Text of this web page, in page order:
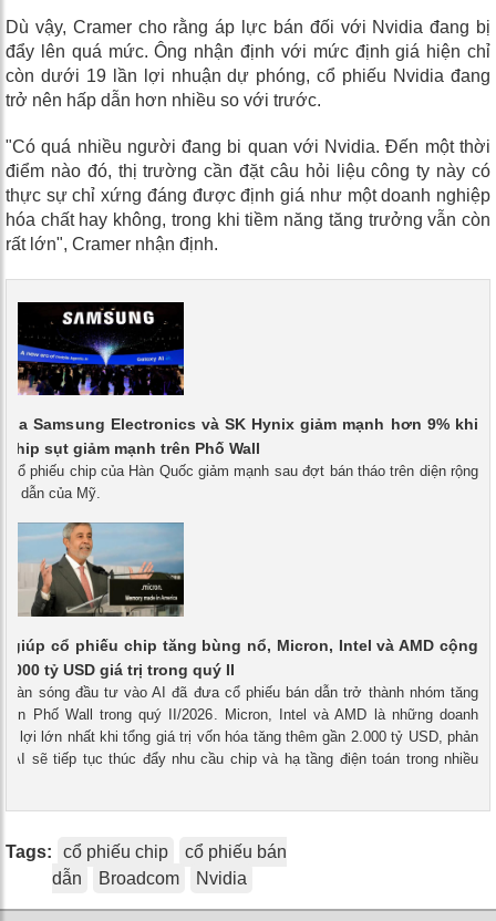
Dù vậy, Cramer cho rằng áp lực bán đối với Nvidia đang bị
đẩy lên quá mức. Ông nhận định với mức định giá hiện chỉ
còn dưới 19 lần lợi nhuận dự phóng, cổ phiếu Nvidia đang
trở nên hấp dẫn hơn nhiều so với trước.
"Có quá nhiều người đang bi quan với Nvidia. Đến một thời
điểm nào đó, thị trường cần đặt câu hỏi liệu công ty này có
thực sự chỉ xứng đáng được định giá như một doanh nghiệp
hóa chất hay không, trong khi tiềm năng tăng trưởng vẫn còn
rất lớn", Cramer nhận định.
Samsung Electronics và SK Hynix giảm mạnh hơn 9% khi
sụt giảm mạnh trên Phố Wall
Cổ phiếu chip của Hàn Quốc giảm mạnh sau đợt bán tháo trên diện rộng
dẫn của Mỹ.
giúp cổ phiếu chip tăng bùng nổ, Micron, Intel và AMD cộng
tỷ USD giá trị trong quý II
Làn sóng đầu tư vào AI đã đưa cổ phiếu bán dẫn trở thành nhóm tăng
Phố Wall trong quý II/2026. Micron, Intel và AMD là những doanh
lợi lớn nhất khi tổng giá trị vốn hóa tăng thêm gần 2.000 tỷ USD, phản
AI sẽ tiếp tục thúc đẩy nhu cầu chip và hạ tầng điện toán trong nhiều
Tags: cổ phiếu chip
cổ phiếu bán
dẫn
Broadcom Nvidia